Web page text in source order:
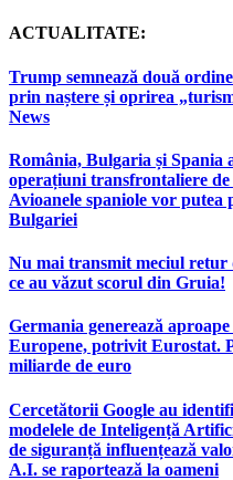
ACTUALITATE:
Trump semnează două
prin naștere și oprirea
News
România, Bulgaria și Spania
operațiuni transfrontaliere
Avioanele spaniole vor
Bulgariei
Nu mai transmit meciul
ce au văzut scorul din Gruia!
Germania generează
Europene, potrivit Eurostat.
miliarde de euro
Cercetătorii Google au
modelele de Inteligență
de siguranță influențează
A.I. se raportează la oameni